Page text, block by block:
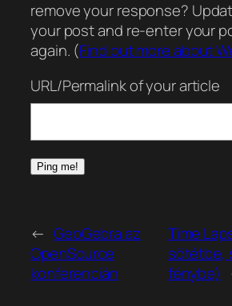
remove your response?
your post and re-enter your
again. (Find out more about
URL/Permalink of your article
← GeoGebra az
OpenSource
konferencián
Time
sötétbe,
fénybe)